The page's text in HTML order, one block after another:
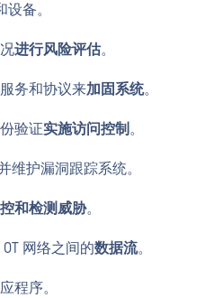
设备。
进行风险评估。
务和协议来加固系统。
验证实施访问控制 。
维护漏洞跟踪系统。
和检测威胁。
OT 网络之间的数据流。
程序。